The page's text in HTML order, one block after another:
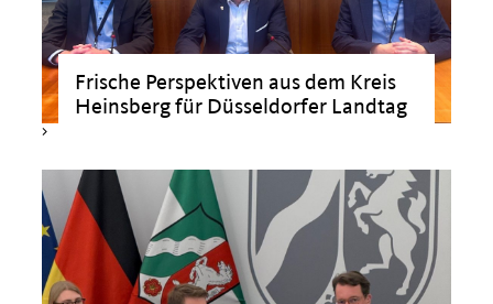
>
Frische Perspektiven aus dem Kreis
Heinsberg für Düsseldorfer Landtag
>